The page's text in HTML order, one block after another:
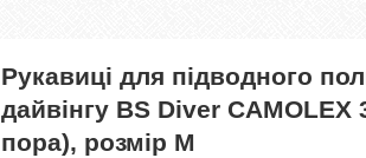
Рукавиці для підводного
дайвінгу BS Diver CAMOLEX
пора), розмір M